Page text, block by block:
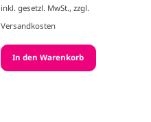
inkl. gesetzl. MwSt., zzgl.
Versandkosten